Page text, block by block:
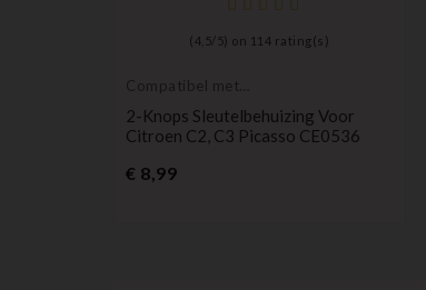
( 4,5/ 5) on 114 rating(s)
Compatibel met
2-Knops Sleutelbehuizing Voor
Citroen C2, C3 Picasso CE0536
€ 8,99Prijs